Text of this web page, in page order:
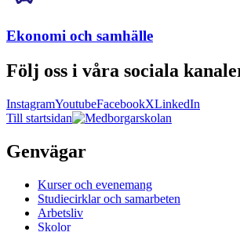
Ekonomi och samhälle
Följ oss i våra sociala
InstagramYoutubeFacebookXLinkedIn
Till startsidan
Genvägar
Kurser och evenemang
Studiecirklar och samarbeten
Arbetsliv
Skolor